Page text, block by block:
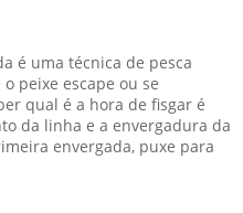
é uma técnica de pesca
peixe escape ou se
qual é a hora de fisgar é
da linha e a envergadura da
envergada, puxe para